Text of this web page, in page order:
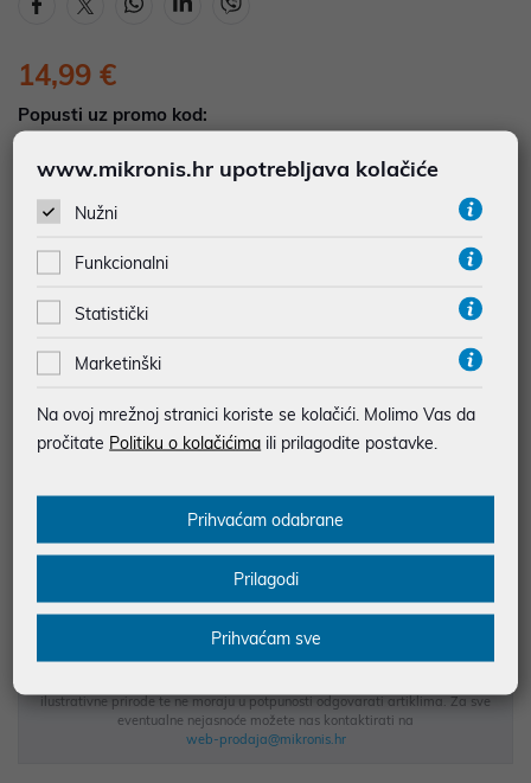
14,99 €
Popusti uz promo kod:
pay, Virman, Gotovina, Crypto) uz promo kod
"POPUST" , popusti se međusobno ne zbrajaju
Dodajte u košaricu
najam za pravne osobe od 12 do 36 mj. već od
Vidi detalje Pošalji upit
SIGURNA KUPOVINA
MOGUĆNOST PLAĆANJA NA RATE
Podaci uz artikle su prezentirani u dobroj namjeri. Mikronis d.o.o. ne
odgovara za eventualne pogreške nastale u opisu proizvoda, greške
ilustrativne prirode te ne moraju u potpunosti odgovarati artiklima. Za sve
eventualne nejasnoće možete nas kontaktirati na
web-prodaja@mikronis.hr
www.mikronis.hr upotrebljava kolačiće
Nužni
Funkcionalni
Statistički
Marketinški
Na ovoj mrežnoj stranici koriste se kolačići. Molimo Vas da
pročitate Politiku o kolačićima ili prilagodite postavke.
Prihvaćam odabrane
Prilagodi
Prihvaćam sve